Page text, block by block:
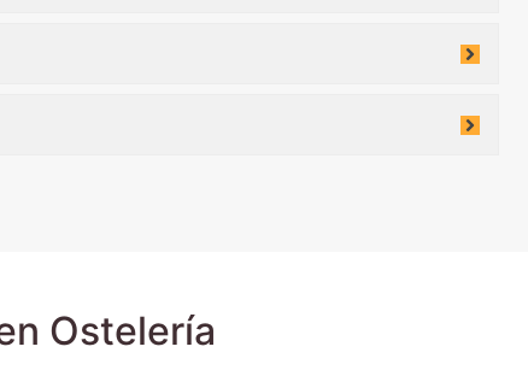
Ostelería